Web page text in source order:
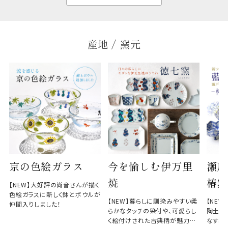
産地 / 窯元
京の色絵ガラス
【NEW】大好評の尚音さんが描く
色絵ガラスに新しく鉢とボウルが
仲間入りしました！
今を愉しむ伊万里
焼
【NEW】暮らしに馴染みやすい柔
らかなタッチの染付や、可愛らし
く絵付けされた古典柄が魅力の
瀬
椿窯
【
陶土と
なす、